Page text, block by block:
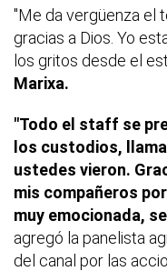
"Me da vergüenza el
gracias a Dios. Yo
los gritos desde el
Marixa.
"Todo el staff se
los custodios,
ustedes vieron.
mis compañeros
muy emocionada,
agregó la panelista
del canal por las